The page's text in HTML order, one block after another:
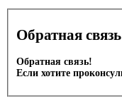
Обратная связь
Обратная связь!
Если хотите